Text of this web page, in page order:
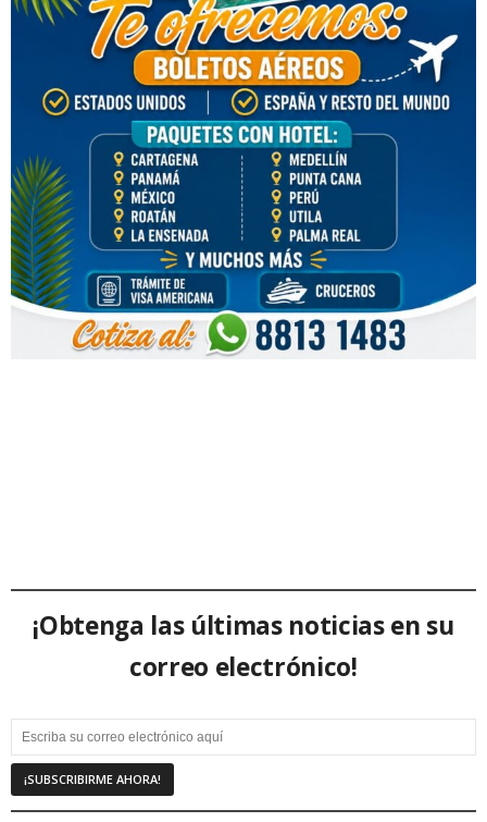
¡Obtenga las últimas noticias en su
correo electrónico!